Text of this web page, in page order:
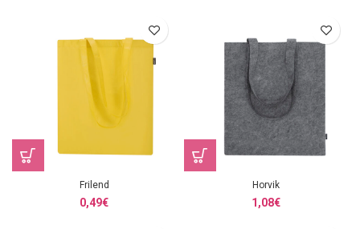
Frilend
0,49€
Horvik
1,08€